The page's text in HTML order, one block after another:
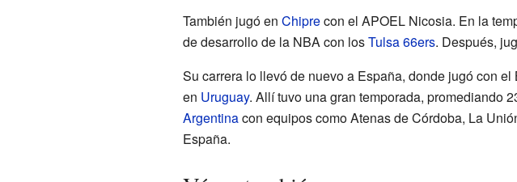
También jugó en Chiprecon el APOEL Nicosia. En la
de desarrollo de la NBA con losTulsa 66ers. Después,
Su carrera lo llevó de nuevo a España, donde jugó con
en Uruguay. Allí tuvo una gran temporada, promediando
Argentinacon equipos como Atenas de Córdoba, La
España.